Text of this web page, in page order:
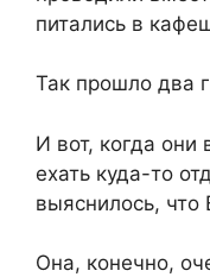
питались в
Так прошло два
И вот, когда они
ехать куда-то
выяснилось, что
Она, конечно,